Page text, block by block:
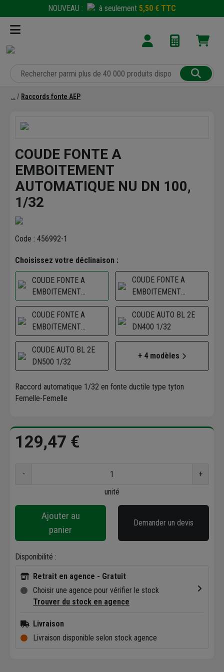
NOUVEAU : à seulement 5,50 € TTC
Raccords fonte AEP
COUDE FONTE A
EMBOITEMENT
AUTOMATIQUE NU DN 100,
1/32
Code : 456992-1
Choisissez votre déclinaison :
COUDE FONTE A
EMBOITEMENT
AUTOMATIQUE NU DN
100, 1/32
COUDE FONTE A
EMBOITEMENT
AUTOMATIQUE NU DN
80, 1/32
COUDE FONTE A
EMBOITEMENT
AUTOMATIQUE NU DN
125, 1/32
COUDE AUTO BL 2E
DN400 1/32
COUDE AUTO BL 2E
DN500 1/32
+ 4 modèles
Raccord automatique 1/32 en fonte ductile type tyton
Femelle-Femelle
129,47 €
-
+
unité
Ajouter au
panier
Demander un devis
Disponibilité :
Retrait en agence - Gratuit
Choisir une agence pour vérifier le stock
Trouver du stock en agence
Livraison
Livraison disponible selon stock agence